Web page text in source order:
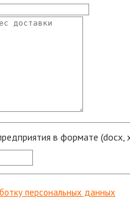
в формате (docx,
персональных данных